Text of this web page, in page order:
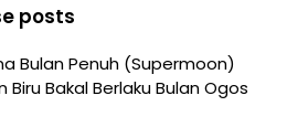
posts
Bulan Penuh (Supermoon)
Biru Bakal Berlaku Bulan Ogos